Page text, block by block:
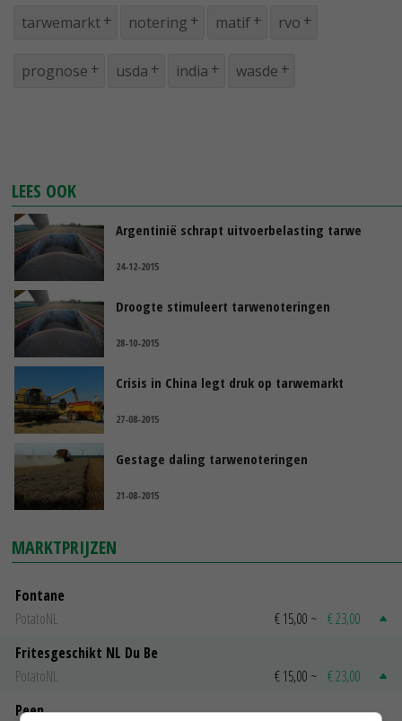
tarwemarkt notering matif rvo
prognose usda india wasde
LEES OOK
Argentinië schrapt uitvoerbelasting tarwe
24-12-2015
Droogte stimuleert tarwenoteringen
28-10-2015
Crisis in China legt druk op tarwemarkt
27-08-2015
Gestage daling tarwenoteringen
21-08-2015
MARKTPRIJZEN
Fontane
PotatoNL
€ 15,00 ~ € 23,00
Fritesgeschikt NL Du Be
PotatoNL
€ 15,00 ~ € 23,00
Peen